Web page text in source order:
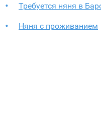
Требуется няня в
Няня с проживанием